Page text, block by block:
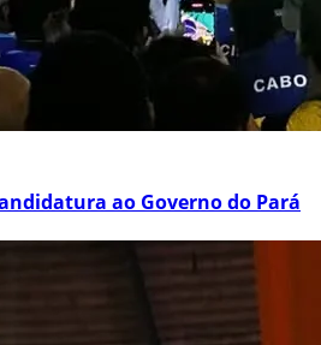
ao Governo do Pará